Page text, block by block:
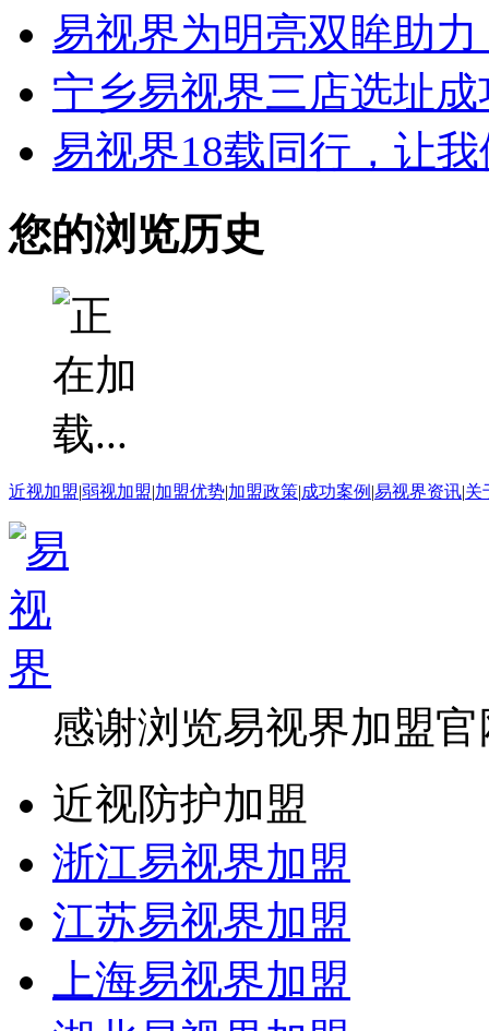
易视界为明亮双眸助
宁乡易视界三店选址
易视界18载同行，让
您的浏览历史
近视加盟|弱视加盟|加盟优势|加盟政策|成功案例 |易视界资讯|关
感谢浏览易视界加盟官
近视防护加盟
浙江易视界加盟
江苏易视界加盟
上海易视界加盟